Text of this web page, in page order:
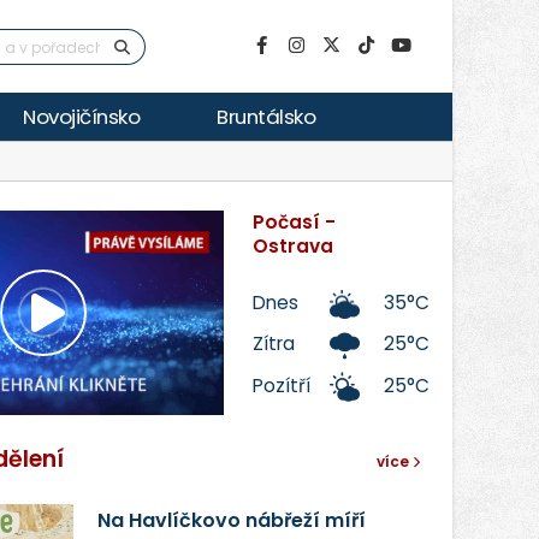
Novojičínsko Bruntálsko
Přehrát
video
Počasí -
Ostrava
Dnes
35°C
Zítra
25°C
Pozítří
25°C
více
Na Havlíčkovo nábřeží míří